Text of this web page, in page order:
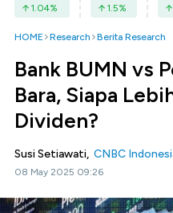
1.04% 1.5%
HOME Research Berita Research
Bank BUMN vs
Bara, Siapa
Dividen?
Susi Setiawati, CNBC
08 May 2025 09:26